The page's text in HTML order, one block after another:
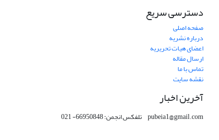
دسترسی سریع
صفحه اصلی
درباره نشریه
اعضای هیات تحریریه
ارسال مقاله
تماس با ما
نقشه سایت
آخرین اخبار
pubeia1@gmail.com تلفکس انجمن: 66950848- 021